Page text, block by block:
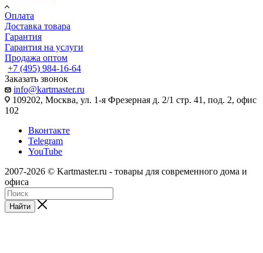
Оплата
Доставка товара
Гарантия
Гарантия на услуги
Продажа оптом
+7 (495) 984-16-64
Заказать звонок
info@kartmaster.ru
109202, Москва, ул. 1-я Фрезерная д. 2/1 стр. 41, под. 2, офис
102
Вконтакте
Telegram
YouTube
2007-2026 © Kartmaster.ru - товары для современного дома и
офиса
Найти